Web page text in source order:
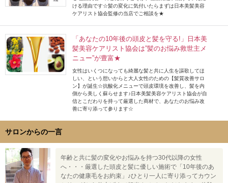
ける理由です☆髪の変化に気付いたらまずは日本美髪美容
ケアリスト協会監修の当店でご相談を★
「あなたの10年後の頭皮と髪を守る!」日本美
髪美容ケアリスト協会は”髪のお悩み救世主メ
ニュー”が豊富★
女性はいくつになっても綺麗な髪と共に人生を謳歌してほ
しい、という想いからと大人女性のための【髪質改善サロ
ン】が誕生☆抗酸化メニューで頭皮環境を改善し、髪を内
側から美しく蘇らせます♪日本美髪美容ケアリスト協会が自
信とこだわりを持って厳選した商材で、あなたのお悩み改
善に寄り添って参ります☆
サロンからの一言
年齢と共に髪の変化やお悩みを持つ30代以降の女性
へ・・・厳選した頭皮と髪に優しい施術で「10年後のあ
なたの健康毛をお約束」♪ひとり一人に寄り添ってカウン